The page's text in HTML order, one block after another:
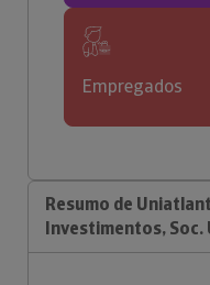
Empregados
Resumo de
Investimentos, Soc.